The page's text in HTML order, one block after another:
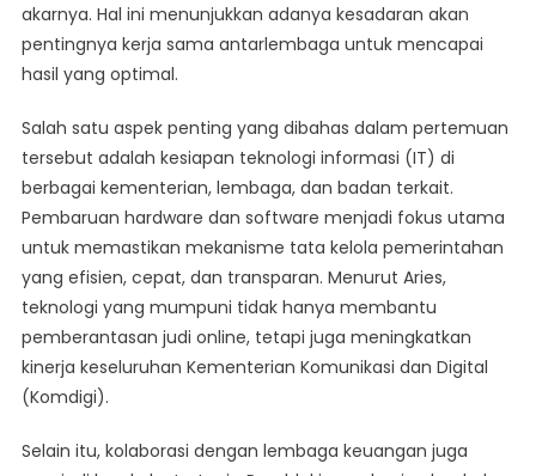
akarnya. Hal ini menunjukkan adanya kesadaran akan
pentingnya kerja sama antarlembaga untuk mencapai
hasil yang optimal.
Salah satu aspek penting yang dibahas dalam pertemuan
tersebut adalah kesiapan teknologi informasi (IT) di
berbagai kementerian, lembaga, dan badan terkait.
Pembaruan hardware dan software menjadi fokus utama
untuk memastikan mekanisme tata kelola pemerintahan
yang efisien, cepat, dan transparan. Menurut Aries,
teknologi yang mumpuni tidak hanya membantu
pemberantasan judi online, tetapi juga meningkatkan
kinerja keseluruhan Kementerian Komunikasi dan Digital
(Komdigi).
Selain itu, kolaborasi dengan lembaga keuangan juga